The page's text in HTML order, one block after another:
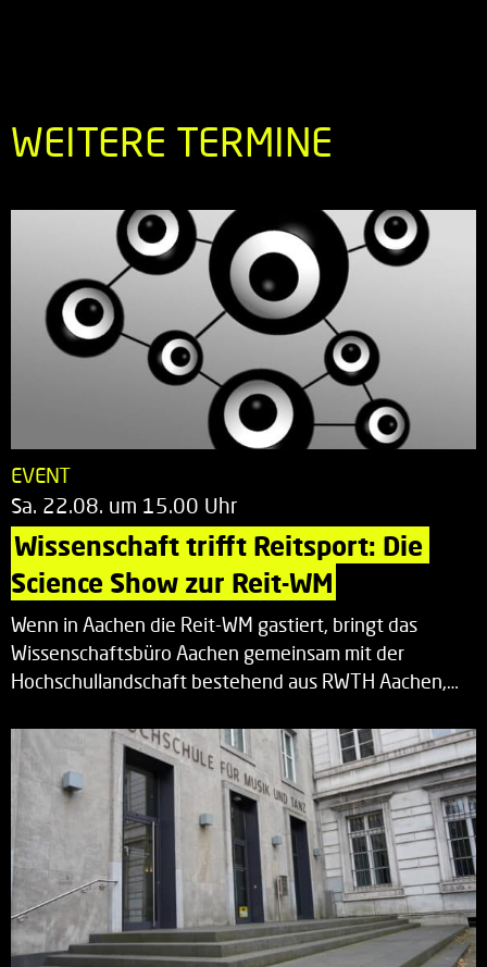
WEITERE TERMINE
EVENT
Sa. 22.08. um 15.00 Uhr
Wissenschaft trifft Reitsport: Die
Science Show zur Reit-WM
Wenn in Aachen die Reit-WM gastiert, bringt das
Wissenschaftsbüro Aachen gemeinsam mit der
Hochschullandschaft bestehend aus RWTH Aachen,…